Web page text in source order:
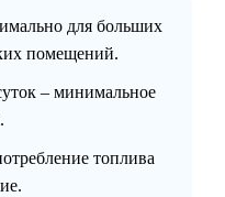
для больших
помещений.
– минимальное
топлива